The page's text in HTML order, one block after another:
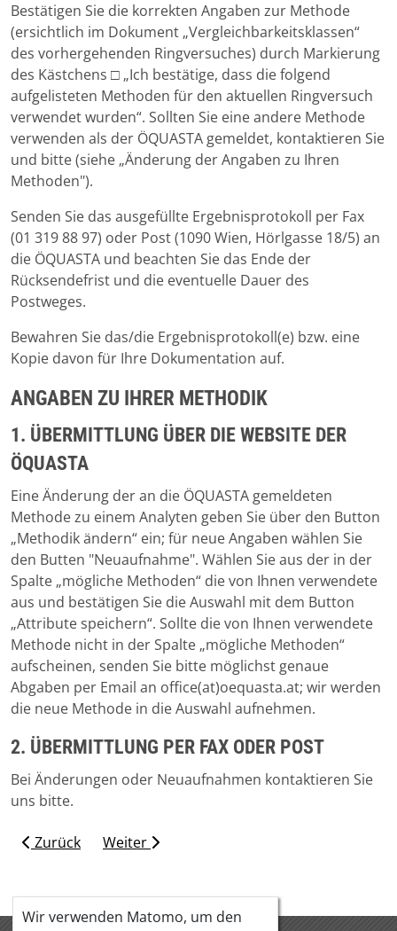
Bestätigen Sie die korrekten Angaben zur Methode
(ersichtlich im Dokument „Vergleichbarkeitsklassen“
des vorhergehenden Ringversuches) durch Markierung
des Kästchens □ „Ich bestätige, dass die folgend
aufgelisteten Methoden für den aktuellen Ringversuch
verwendet wurden“. Sollten Sie eine andere Methode
verwenden als der ÖQUASTA gemeldet, kontaktieren Sie
und bitte (siehe „Änderung der Angaben zu Ihren
Methoden").
Senden Sie das ausgefüllte Ergebnisprotokoll per Fax
(01 319 88 97) oder Post (1090 Wien, Hörlgasse 18/5) an
die ÖQUASTA und beachten Sie das Ende der
Rücksendefrist und die eventuelle Dauer des
Postweges.
Bewahren Sie das/die Ergebnisprotokoll(e) bzw. eine
Kopie davon für Ihre Dokumentation auf.
ANGABEN ZU IHRER METHODIK
1. ÜBERMITTLUNG ÜBER DIE WEBSITE DER
ÖQUASTA
Eine Änderung der an die ÖQUASTA gemeldeten
Methode zu einem Analyten geben Sie über den Button
„Methodik ändern“ ein; für neue Angaben wählen Sie
den Butten "Neuaufnahme". Wählen Sie aus der in der
Spalte „mögliche Methoden“ die von Ihnen verwendete
aus und bestätigen Sie die Auswahl mit dem Button
„Attribute speichern“. Sollte die von Ihnen verwendete
Methode nicht in der Spalte „mögliche Methoden“
aufscheinen, senden Sie bitte möglichst genaue
Abgaben per Email an office(at)oequasta.at; wir werden
die neue Methode in die Auswahl aufnehmen.
2. ÜBERMITTLUNG PER FAX ODER POST
Bei Änderungen oder Neuaufnahmen kontaktieren Sie
uns bitte.
Zurück Weiter
Wir verwenden Matomo, um den